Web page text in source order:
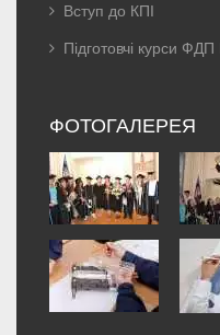
Вступ до КПІ
Підготовчі курси ФДП
ФОТОГАЛЕРЕЯ